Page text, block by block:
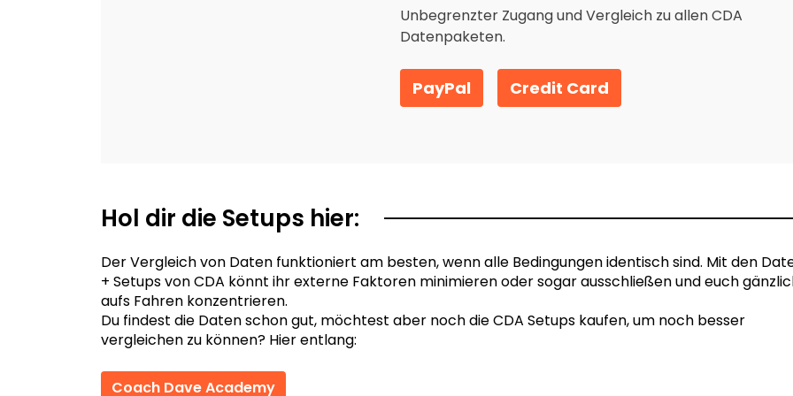
Unbegrenzter Zugang und Vergleich zu allen CDA
Datenpaketen.
PayPal Credit Card
Hol dir die Setups hier:
Der Vergleich von Daten funktioniert am besten, wenn alle Bedingungen identisch sind. Mit den
+ Setups von CDA könnt ihr externe Faktoren minimieren oder sogar ausschließen und euch
aufs Fahren konzentrieren.
Du findest die Daten schon gut, möchtest aber noch die CDA Setups kaufen, um noch besser
vergleichen zu können? Hier entlang:
Coach Dave Academy